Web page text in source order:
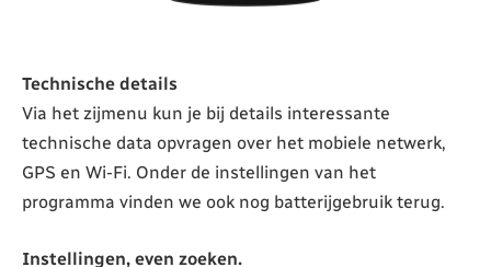
Technische details
Via het zijmenu kun je bij details interessante
technische data opvragen over het mobiele netwerk,
GPS en Wi-Fi. Onder de instellingen van het
programma vinden we ook nog batterijgebruik terug.
Instellingen, even zoeken.